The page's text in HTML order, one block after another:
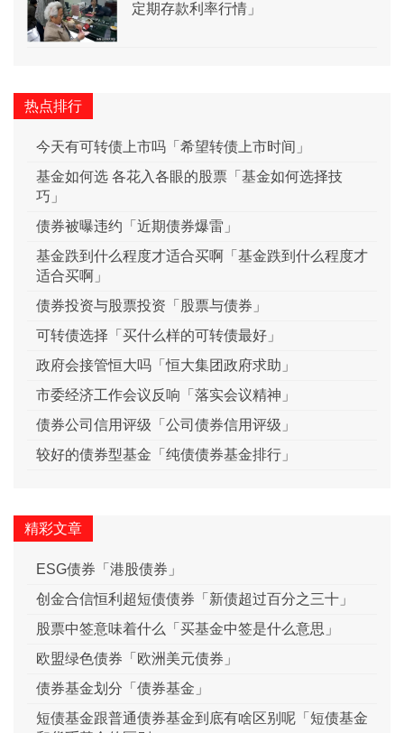
定期存款利率行情」
热点排行
今天有可转债上市吗「希望转债上市时间」
基金如何选 各花入各眼的股票「基金如何选择技
巧」
债券被曝违约「近期债券爆雷」
基金跌到什么程度才适合买啊「基金跌到什么程度才
适合买啊」
债券投资与股票投资「股票与债券」
可转债选择「买什么样的可转债最好」
政府会接管恒大吗「恒大集团政府求助」
市委经济工作会议反响「落实会议精神」
债券公司信用评级「公司债券信用评级」
较好的债券型基金「纯债债券基金排行」
精彩文章
ESG债券「港股债券」
创金合信恒利超短债债券「新债超过百分之三十」
股票中签意味着什么「买基金中签是什么意思」
欧盟绿色债券「欧洲美元债券」
债券基金划分「债券基金」
短债基金跟普通债券基金到底有啥区别呢「短债基金